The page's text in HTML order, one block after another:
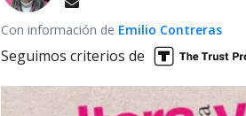
Con información de Emilio Contreras
Seguimos criterios de